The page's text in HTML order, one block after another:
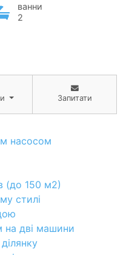
ванни
2
Запитати
насосом
(до 150 м2)
стилі
на дві машини